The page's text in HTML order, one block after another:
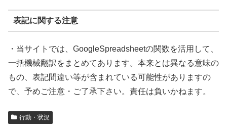
表記に関する注意
・当サイトでは、GoogleSpreadsheetの関数を活用して、
一括機械翻訳をまとめてあります。本来とは異なる意味の
もの、表記間違い等が含まれている可能性がありますの
で、予めご注意・ご了承下さい。責任は負いかねます。
行動・状況